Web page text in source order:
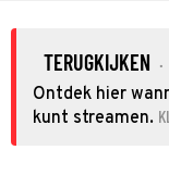
TERUGKIJKEN ·
Ontdek hier
kunt streamen.